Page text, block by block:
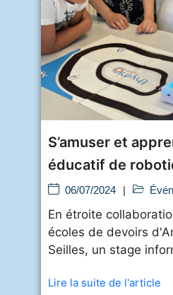
S’amuser et
éducatif de
06/07/2024 |
En étroite
écoles de devoirs
Seilles, un stage
Lire la suite de l'article